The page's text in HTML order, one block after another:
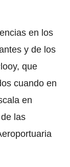
en los
y de los
que
cuando en
en
las